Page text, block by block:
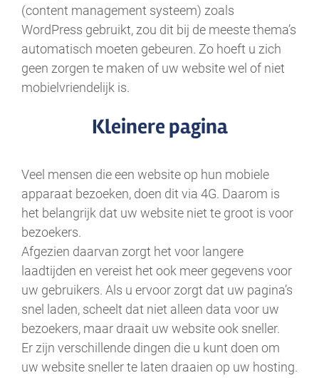
(content management systeem) zoals
WordPress gebruikt, zou dit bij de meeste thema’s
automatisch moeten gebeuren. Zo hoeft u zich
geen zorgen te maken of uw website wel of niet
mobielvriendelijk is.
Kleinere pagina
Veel mensen die een website op hun mobiele
apparaat bezoeken, doen dit via 4G. Daarom is
het belangrijk dat uw website niet te groot is voor
bezoekers.
Afgezien daarvan zorgt het voor langere
laadtijden en vereist het ook meer gegevens voor
uw gebruikers. Als u ervoor zorgt dat uw pagina’s
snel laden, scheelt dat niet alleen data voor uw
bezoekers, maar draait uw website ook sneller.
Er zijn verschillende dingen die u kunt doen om
uw website sneller te laten draaien op uw hosting.